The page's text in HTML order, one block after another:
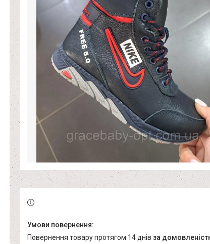
повернення товару протягом 14 днів за